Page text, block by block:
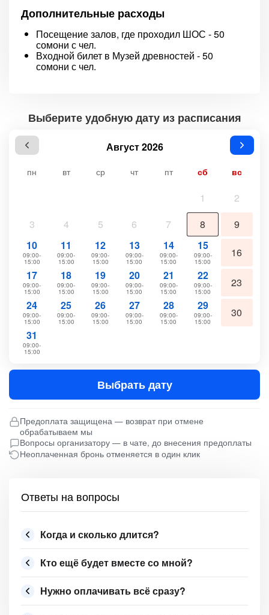
Дополнительные расходы
Посещение залов, где проходил ШОС - 50
сомони с чел.
Входной билет в Музей древностей - 50
сомони с чел.
Выберите удобную дату из расписания
Август 2026
пн вт ср чт пт сб вс
1
2
3
4 5 6 7 8
9
10
09:00-
15:00
11
09:00-
15:00
12
09:00-
15:00
13
09:00-
15:00
14
09:00-
15:00
15
09:00-
15:00
16
17
09:00-
15:00
18
09:00-
15:00
19
09:00-
15:00
20
09:00-
15:00
21
09:00-
15:00
22
09:00-
15:00
23
24
09:00-
15:00
25
09:00-
15:00
26
09:00-
15:00
27
09:00-
15:00
28
09:00-
15:00
29
09:00-
15:00
30
31
09:00-
15:00
Выбрать дату
Предоплата защищена — возврат при отмене
обрабатываем мы
Вопросы организатору — в чате, до внесения предоплаты
Неоплаченная бронь отменяется в один клик
Ответы на вопросы
Когда и сколько длится?
Кто ещё будет вместе со мной?
Нужно оплачивать всё сразу?